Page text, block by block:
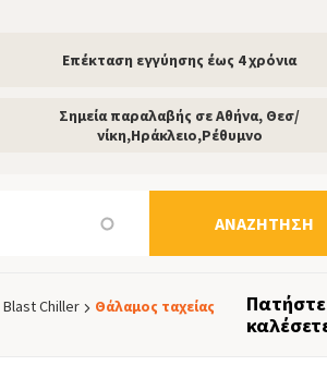
Eπέκταση εγγύησης έως 4 χρόνια
Σημεία παραλαβής σε Αθήνα, Θεσ/
νίκη,Ηράκλειο,Ρέθυμνο
ΑΝΑΖΉΤΗΣΗ
Blast Chiller
Θάλαμος ταχείας